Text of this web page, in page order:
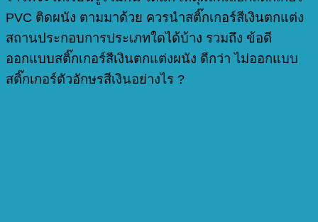
PVC ติดผนัง ตามมาด้วย ควรนำสติ๊กเกอร์สีเงินตกแต่ง
สถานประกอบการประเภทใดได้บ้าง รวมถึง ข้อดี
ออกแบบสติ๊กเกอร์สีเงินตกแต่งผนัง ดีกว่า ไม่ออกแบบ
สติ๊กเกอร์ตัวอักษรสีเงินอย่างไร ?